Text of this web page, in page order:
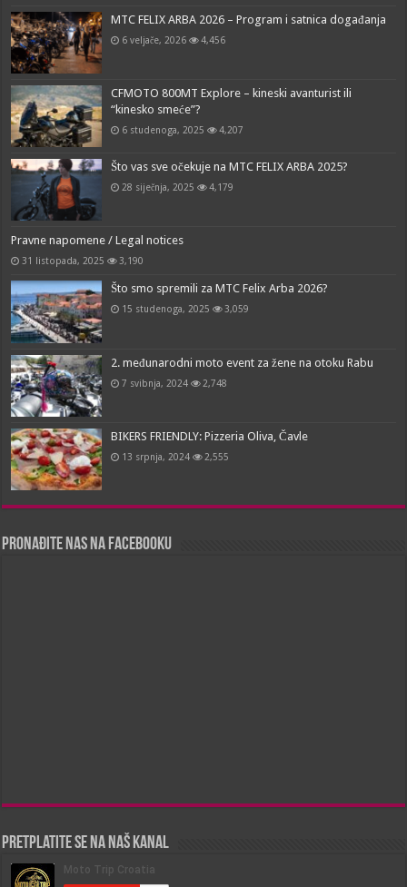
MTC FELIX ARBA 2026 – Program i satnica događanja
6 veljače, 2026 4,456
CFMOTO 800MT Explore – kineski avanturist ili
“kinesko smeće”?
6 studenoga, 2025 4,207
Što vas sve očekuje na MTC FELIX ARBA 2025?
28 siječnja, 2025 4,179
Pravne napomene / Legal notices
31 listopada, 2025 3,190
Što smo spremili za MTC Felix Arba 2026?
15 studenoga, 2025 3,059
2. međunarodni moto event za žene na otoku Rabu
7 svibnja, 2024 2,748
BIKERS FRIENDLY: Pizzeria Oliva, Čavle
13 srpnja, 2024 2,555
Pronađite nas na Facebooku
Pretplatite se na naš kanal